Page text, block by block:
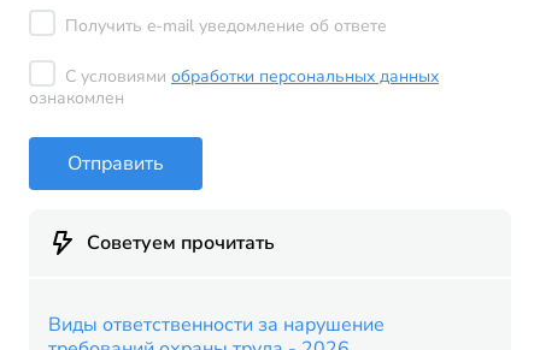
Получить e-mail уведомление об ответе
С условиями обработки персональных данных
ознакомлен
Отправить
Советуем прочитать
Виды ответственности за нарушение